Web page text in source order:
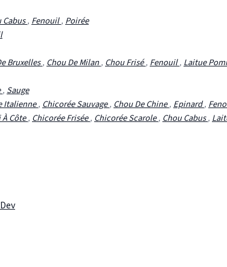
Cabus,Fenouil,Poirée
Bruxelles,Chou De Milan,Chou Frisé,Fenouil,Laitue
,Sauge
Italienne,Chicorée Sauvage,Chou De Chine,Epinard,
À Côte,Chicorée Frisée,Chicorée Scarole,Chou Cabus,